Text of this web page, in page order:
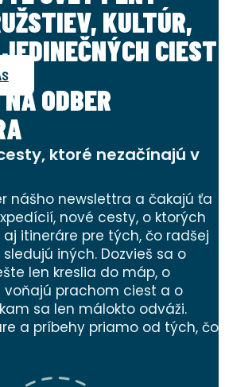
KULTÚR,
CIEST
ODBER
ktoré nezačínajú v
nášho newslettra a čakajú ťa
nové cesty, o ktorých
itineráre pre tých, čo radšej
iných. Dozvieš sa o
len kreslia do máp, o
voňajú prachom ciest a o
sa len málokto odváži.
a príbehy priamo od tých, čo